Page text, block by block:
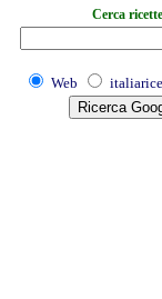
Cerca ricette
Web